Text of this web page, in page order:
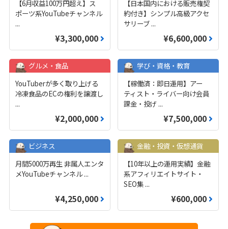
【6月収益100万円超え】ス
ポーツ系YouTubeチャンネル
...
¥3,300,000
【日本国内における販売権契
約付き】シンプル高級アクセ
サリーブ ...
¥6,600,000
グルメ・食品
YouTuberが多く取り上げる
冷凍食品のECの権利を譲渡し
...
¥2,000,000
学び・資格・教育
【稼働済：即日運用】アー
ティスト・ライバー向け会員
課金・投げ ...
¥7,500,000
ビジネス
月間5000万再生 非属人エンタ
メYouTubeチャンネル...
¥4,250,000
金融・投資・仮想通貨
【10年以上の運用実績】金融
系アフィリエイトサイト・
SEO集 ...
¥600,000